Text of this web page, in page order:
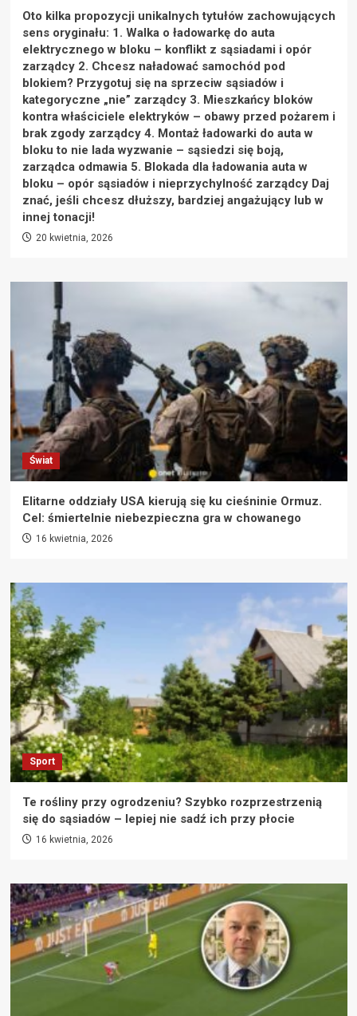
Oto kilka propozycji unikalnych tytułów zachowujących
sens oryginału: 1. Walka o ładowarkę do auta
elektrycznego w bloku – konflikt z sąsiadami i opór
zarządcy 2. Chcesz naładować samochód pod
blokiem? Przygotuj się na sprzeciw sąsiadów i
kategoryczne „nie” zarządcy 3. Mieszkańcy bloków
kontra właściciele elektryków – obawy przed pożarem i
brak zgody zarządcy 4. Montaż ładowarki do auta w
bloku to nie lada wyzwanie – sąsiedzi się boją,
zarządca odmawia 5. Blokada dla ładowania auta w
bloku – opór sąsiadów i nieprzychylność zarządcy Daj
znać, jeśli chcesz dłuższy, bardziej angażujący lub w
innej tonacji!
20 kwietnia, 2026
Świat
Elitarne oddziały USA kierują się ku cieśninie Ormuz.
Cel: śmiertelnie niebezpieczna gra w chowanego
16 kwietnia, 2026
Sport
Te rośliny przy ogrodzeniu? Szybko rozprzestrzenią
się do sąsiadów – lepiej nie sadź ich przy płocie
16 kwietnia, 2026